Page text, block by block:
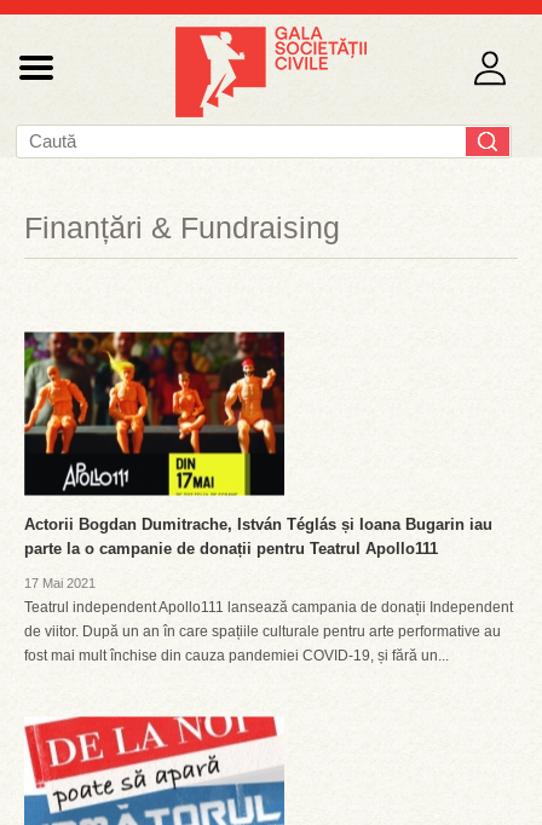
Finanțări & Fundraising
Actorii Bogdan Dumitrache, István Téglás și Ioana Bugarin iau
parte la o campanie de donații pentru Teatrul Apollo111
17 Mai 2021
Teatrul independent Apollo111 lansează campania de donații Independent
de viitor. După un an în care spațiile culturale pentru arte performative au
fost mai mult închise din cauza pandemiei COVID-19, și fără un...